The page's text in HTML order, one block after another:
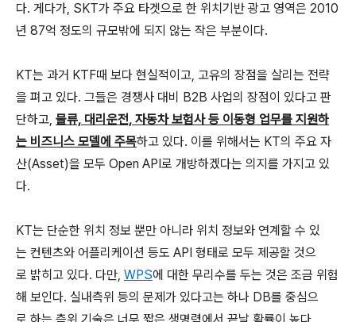
다. 게다가, SKT가 주요 타겟으로 한 위치기반 광고 영역은 2010
년 87억 정도의 규모밖에 되지 않는 작은 부분이다.
KT는 과거 KTF때 보다 현실적이고, 고유의 장점을 살리는 전략
을 펴고 있다. 그들은 경쟁사 대비 B2B 사업의 장점이 있다고 판
단하고, 물류, 대리운전, 자동차 보험사 등 이동형 업무를 지원하
는 비즈니스 모델에 주목하고 있다. 이를 위해서는 KT의 주요 자
산(Asset)을 모두 Open API로 개방하겠다는 의지를 가지고 있
다.
KT는 단순한 위치 정보 뿐만 아니라 위치 정보와 연계할 수 있
는 컨텐츠와 어플리케이션 등도 API 형태로 모두 제공할 것으
로 밝히고 있다. 다만, WPS에 대한 무리수를 두는 것은 조금 위험
해 보인다. 실내측위 등의 문제가 있다고는 하나 DB를 중심으